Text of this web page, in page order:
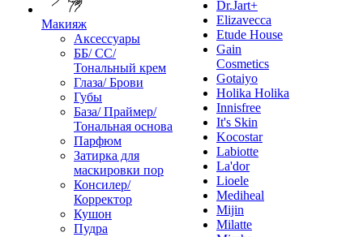
Макияж
Аксессуары
ББ/ СС/
Тональный крем
Глаза/ Брови
Губы
База/ Праймер/
Тональная основа
Парфюм
Затирка для
маскировки пор
Консилер/
Корректор
Кушон
Пудра
Dr.Jart+
Elizavecca
Etude House
Gain
Cosmetics
Gotaiyo
Holika Holika
Innisfree
It's Skin
Kocostar
Labiotte
La'dor
Lioele
Mediheal
Mijin
Milatte